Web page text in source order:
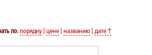
по: порядку цене названию дате ↑